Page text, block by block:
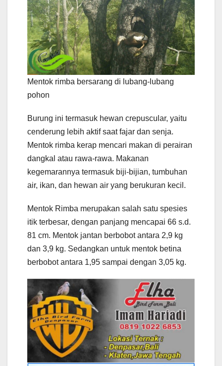
Mentok rimba bersarang di lubang-lubang
pohon
Burung ini termasuk hewan crepuscular, yaitu
cenderung lebih aktif saat fajar dan senja.
Mentok rimba kerap mencari makan di perairan
dangkal atau rawa-rawa. Makanan
kegemarannya termasuk biji-bijian, tumbuhan
air, ikan, dan hewan air yang berukuran kecil.
Mentok Rimba merupakan salah satu spesies
itik terbesar, dengan panjang mencapai 66 s.d.
81 cm. Mentok jantan berbobot antara 2,9 kg
dan 3,9 kg. Sedangkan untuk mentok betina
berbobot antara 1,95 sampai dengan 3,05 kg.